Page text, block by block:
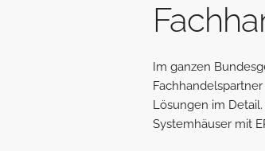
Im ganzen
Lösungen im
Systemhäuser mit